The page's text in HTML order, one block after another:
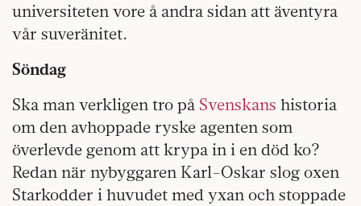
universiteten vore å andra sidan att äventyra
vår suveränitet.
Söndag
Ska man verkligen tro på Svenskans historia
om den avhoppade ryske agenten som
överlevde genom att krypa in i en död ko?
Redan när nybyggaren Karl-Oskar slog oxen
Starkodder i huvudet med yxan och stoppade